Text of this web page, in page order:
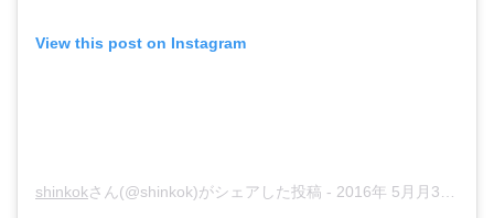
View this post on Instagram
shinkokさん(@shinkok)がシェアした投稿 - 2016年 5月月3日午前3時10分PDT